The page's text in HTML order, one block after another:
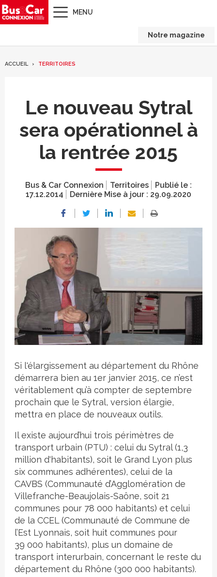
MENU
Notre magazine
ACCUEIL TERRITOIRES
Le nouveau Sytral
sera opérationnel à
la rentrée 2015
Bus & Car Connexion Territoires
Publié le :
17.12.2014
Dernière Mise à jour : 29.09.2020
Crédit photo
Si l'élargissement au département du Rhône
démarrera bien au 1er janvier 2015, ce n’est
véritablement qu’à compter de septembre
prochain que le Sytral, version élargie,
mettra en place de nouveaux outils.
Il existe aujourd’hui trois périmètres de
transport urbain (PTU) : celui du Sytral (1,3
million d'habitants), soit le Grand Lyon plus
six communes adhérentes), celui de la
CAVBS (Communauté d’Agglomération de
Villefranche-Beaujolais-Saône, soit 21
communes pour 78 000 habitants) et celui
de la CCEL (Communauté de Commune de
l’Est Lyonnais, soit huit communes pour
39 000 habitants), plus un domaine de
transport interurbain, concernant le reste du
département du Rhône (300 000 habitants).